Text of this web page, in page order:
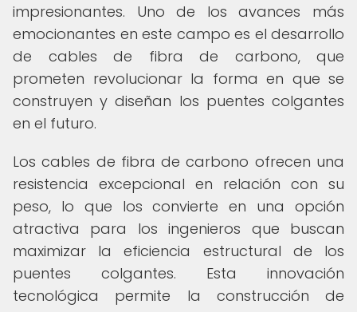
impresionantes. Uno de los avances más
emocionantes en este campo es el desarrollo
de cables de fibra de carbono, que
prometen revolucionar la forma en que se
construyen y diseñan los puentes colgantes
en el futuro.
Los cables de fibra de carbono ofrecen una
resistencia excepcional en relación con su
peso, lo que los convierte en una opción
atractiva para los ingenieros que buscan
maximizar la eficiencia estructural de los
puentes colgantes. Esta innovación
tecnológica permite la construcción de